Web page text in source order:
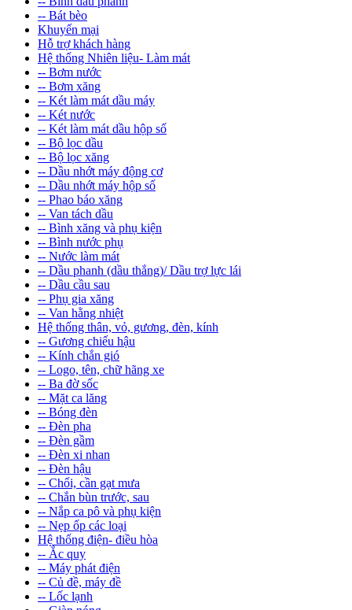
-- Bát bèo
Khuyến mại
Hỗ trợ khách hàng
Hệ thống Nhiên liệu- Làm mát
-- Bơm nước
-- Bơm xăng
-- Két làm mát dầu máy
-- Két nước
-- Két làm mát dầu hộp số
-- Bộ lọc dầu
-- Bộ lọc xăng
-- Dầu nhớt máy động cơ
-- Dầu nhớt máy hộp số
-- Phao báo xăng
-- Van tách dầu
-- Bình xăng và phụ kiện
-- Bình nước phụ
-- Nước làm mát
-- Dầu phanh (dầu thắng)/ Dầu trợ lực lái
-- Dầu cầu sau
-- Phụ gia xăng
-- Van hằng nhiệt
Hệ thống thân, vỏ, gương, đèn, kính
-- Gương chiếu hậu
-- Kính chắn gió
-- Logo, tên, chữ hãng xe
-- Ba đờ sốc
-- Mặt ca lăng
-- Bóng đèn
-- Đèn pha
-- Đèn gầm
-- Đèn xi nhan
-- Đèn hậu
-- Chổi, cần gạt mưa
-- Chắn bùn trước, sau
-- Nắp ca pô và phụ kiện
-- Nẹp ốp các loại
Hệ thống điện- điều hòa
-- Ắc quy
-- Máy phát điện
-- Củ đề, máy đề
-- Lốc lạnh